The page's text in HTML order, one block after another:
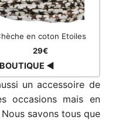
en coton Etoiles
29€
◀
un accessoire de
occasions mais en
savons tous que